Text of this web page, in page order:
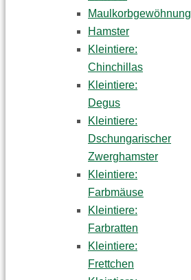
Maulkorbgewöhnung
Hamster
Kleintiere:
Chinchillas
Kleintiere:
Degus
Kleintiere:
Dschungarischer
Zwerghamster
Kleintiere:
Farbmäuse
Kleintiere:
Farbratten
Kleintiere:
Frettchen